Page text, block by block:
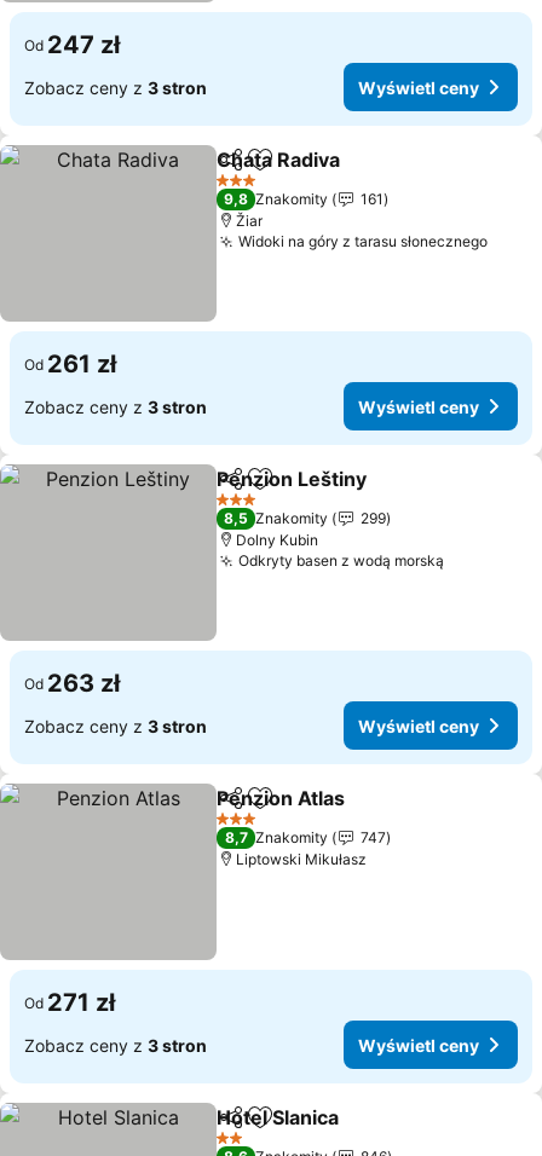
Od 247 zł
Zobacz ceny z 3 stron Wyświetl ceny
Udostępnij
Dodaj do ulubionych
Chata Radiva
3 Kategoria
9,8 Znakomity
161
Žiar
Widoki na góry z tarasu słonecznego
Od 261 zł
Zobacz ceny z 3 stron Wyświetl ceny
Udostępnij
Dodaj do ulubionych
Penzion Leštiny
3 Kategoria
8,5 Znakomity
299
Dolny Kubin
Odkryty basen z wodą morską
Od 263 zł
Zobacz ceny z 3 stron Wyświetl ceny
Udostępnij
Dodaj do ulubionych
Penzion Atlas
3 Kategoria
8,7 Znakomity
747
Liptowski Mikułasz
Od 271 zł
Zobacz ceny z 3 stron Wyświetl ceny
Udostępnij
Dodaj do ulubionych
Hotel Slanica
2 Kategoria